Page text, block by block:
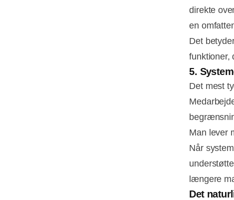
direkte
en
Det
funktioner,
5.
Det mest
Man lever
Når
længere
Det